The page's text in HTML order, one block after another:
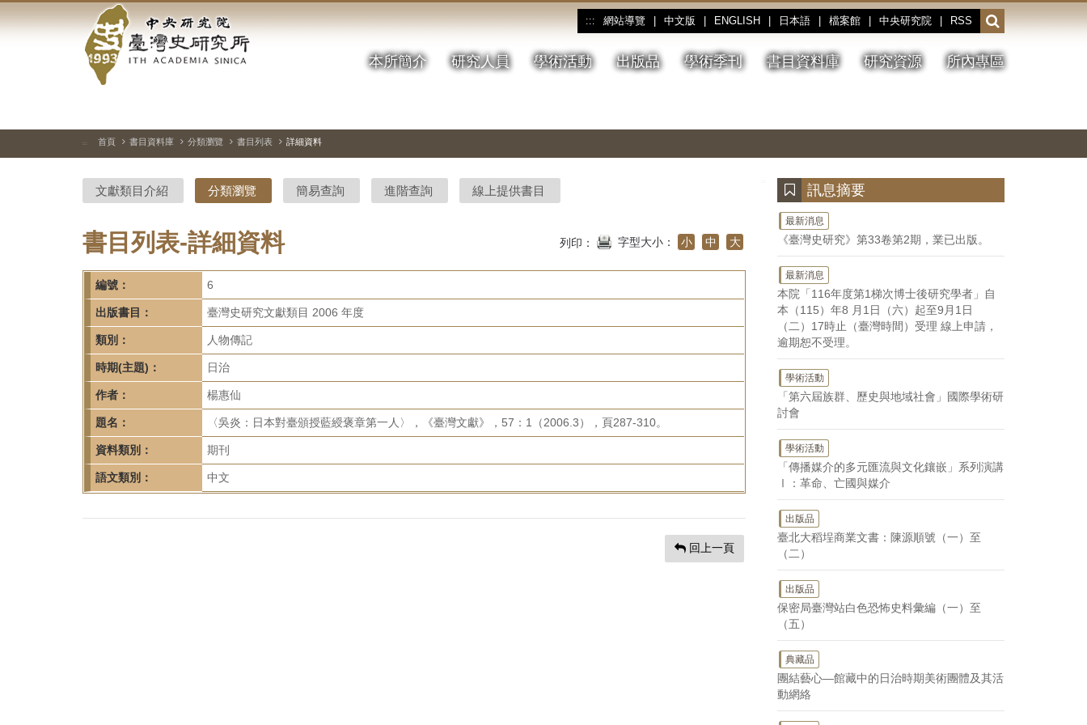
到
中
央
研
院-
臺
灣
史
研
究
所-
首
頁
::: 網站導覽 中文版 ENGLISH 日本語 檔案館 中央研究院 RSS
開
啟
或
收
本所簡介 研究人員 學術活動 出版品 學術季刊 書目資料庫 研究資源 所內專區
停、
圖
圖
結
::: 首頁 書目資料庫 分類瀏覽 書目列表 詳細資料
文獻類目介紹 分類瀏覽 簡易查詢 進階查詢 線上提供書目
書目列表-詳細資料 列印： 字型大小： 小 中 大
編號： 6
出版書目： 臺灣史研究文獻類目 2006 年度
類別： 人物傳記
時期(主題)： 日治
作者： 楊惠仙
題名： 〈吳炎：日本對臺頒授藍綬褒章第一人〉，《臺灣文獻》，57：1（2006.3），頁287-310。
資料類別： 期刊
語文類別： 中文
回上一頁
訊息摘要
最新消息
《臺灣史研究》第33卷第2期，業已出版。
最新消息
本院「116年度第1梯次博士後研究學者」自
本（115）年8 月1日（六）起至9月1日
（二）17時止（臺灣時間）受理 線上申請，
逾期恕不受理。
學術活動
「第六屆族群、歷史與地域社會」國際學術研
討會
學術活動
「傳播媒介的多元匯流與文化鑲嵌」系列演講
Ⅰ：革命、亡國與媒介
出版品
臺北大稻埕商業文書：陳源順號（一）至
（二）
出版品
保密局臺灣站白色恐怖史料彙編（一）至
（五）
典藏品
團結藝心—館藏中的日治時期美術團體及其活
動網絡